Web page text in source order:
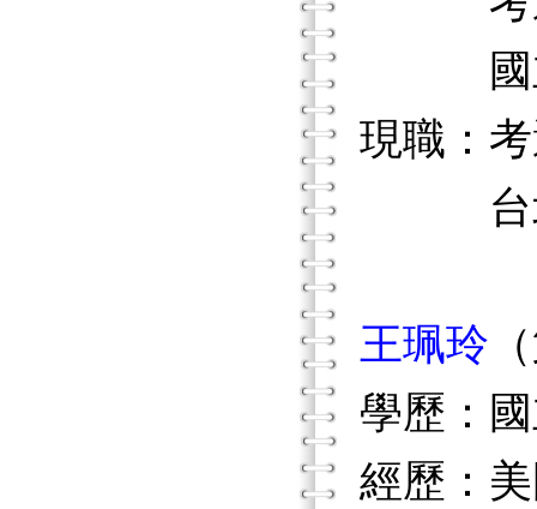
國立
現職：
台北
王珮玲
學歷：
經歷：